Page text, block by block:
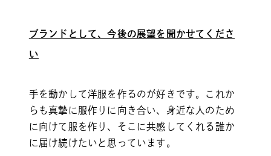
ブランドとして、今後の展望を聞かせてくださ
い
手を動かして洋服を作るのが好きです。これか
らも真摯に服作りに向き合い、身近な人のため
に向けて服を作り、そこに共感してくれる誰か
に届け続けたいと思っています。